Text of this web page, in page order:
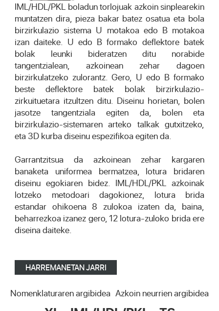
IML/HDL/PKL boladun torlojuak azkoin sinplearekin
muntatzen dira, pieza bakar batez osatua eta bola
birzirkulazio sistema U motakoa edo B motakoa
izan daiteke. U edo B formako deflektore batek
bolak leunki bideratzen ditu norabide
tangentzialean, azkoinean zehar dagoen
birzirkulatzeko zulorantz. Gero, U edo B formako
beste deflektore batek bolak birzirkulazio-
zirkuituetara itzultzen ditu. Diseinu horietan, bolen
jasotze tangentziala egiten da, bolen eta
birzirkulazio-sistemaren arteko talkak gutxitzeko,
eta 3D kurba diseinu espezifikoa egiten da.
Garrantzitsua da azkoinean zehar kargaren
banaketa uniformea bermatzea, lotura bridaren
diseinu egokiaren bidez. IML/HDL/PKL azkoinak
lotzeko metodoari dagokionez, lotura brida
estandar ohikoena 8 zulokoa izaten da, baina,
beharrezkoa izanez gero, 12 lotura-zuloko brida ere
diseina daiteke.
HARREMANETAN JARRI
Nomenklaturaren argibidea Azkoin neurrien argibidea